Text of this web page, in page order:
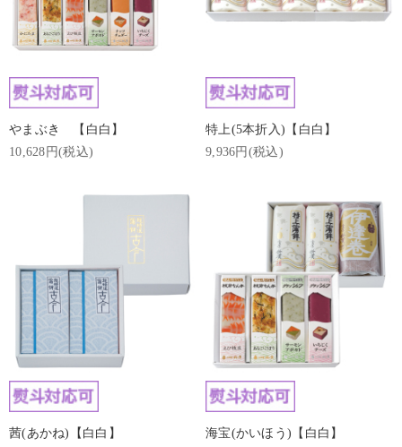
やまぶき 【白白】
10,628円(税込)
特上(5本折入)【白白】
9,936円(税込)
茜(あかね)【白白】
海宝(かいほう)【白白】